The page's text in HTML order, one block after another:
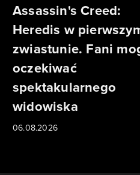
Assassin's Creed:
Heredis w
zwiastunie. Fani
oczekiwać
spektakularnego
widowiska
06.08.2026